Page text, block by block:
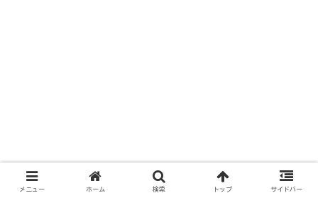
メニュー ホーム 検索 トップ サイドバー